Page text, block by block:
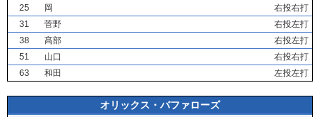
25
岡
右投右打
31
菅野
右投左打
38
髙部
右投左打
51
山口
右投右打
63
和田 左投左打
オリックス・バファローズ